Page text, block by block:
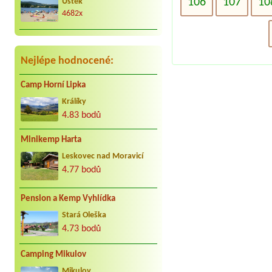
Za nás to nej co může být. Jezdíme s
kar. cca 25 let do Jindřiše vždy
radostně. Děkujeme Vaculovi, Brno.
4682x
Nejlépe hodnocené:
Camp Horní Lipka
Králíky
4.83 bodů
Minikemp Harta
Leskovec nad Moravicí
4.77 bodů
Pension a Kemp Vyhlídka
Stará Oleška
4.73 bodů
Camping Mikulov